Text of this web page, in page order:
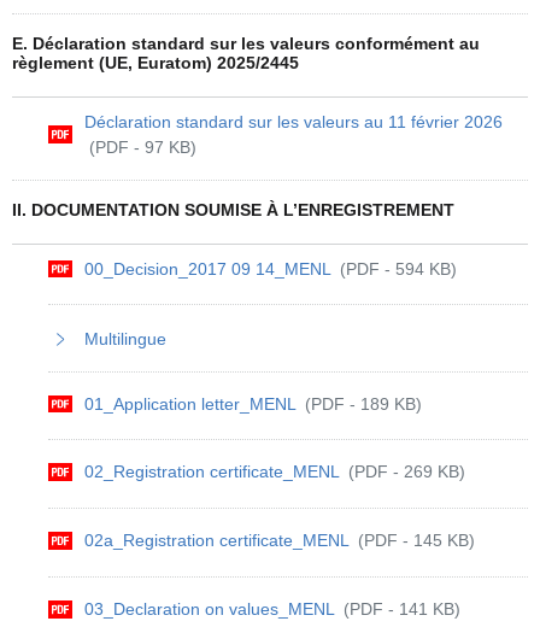
E. Déclaration standard sur les valeurs conformément au
règlement (UE, Euratom) 2025/2445
Déclaration standard sur les valeurs au 11 février 2026
(PDF - 97 KB)
II. DOCUMENTATION SOUMISE À L’ENREGISTREMENT
00_Decision_2017 09 14_MENL (PDF - 594 KB)
Multilingue
01_Application letter_MENL (PDF - 189 KB)
02_Registration certificate_MENL (PDF - 269 KB)
02a_Registration certificate_MENL (PDF - 145 KB)
03_Declaration on values_MENL (PDF - 141 KB)